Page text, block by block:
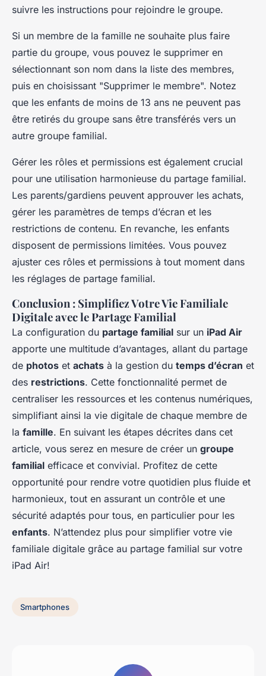
suivre les instructions pour rejoindre le groupe.
Si un membre de la famille ne souhaite plus faire
partie du groupe, vous pouvez le supprimer en
sélectionnant son nom dans la liste des membres,
puis en choisissant "Supprimer le membre". Notez
que les enfants de moins de 13 ans ne peuvent pas
être retirés du groupe sans être transférés vers un
autre groupe familial.
Gérer les rôles et permissions est également crucial
pour une utilisation harmonieuse du partage familial.
Les parents/gardiens peuvent approuver les achats,
gérer les paramètres de temps d’écran et les
restrictions de contenu. En revanche, les enfants
disposent de permissions limitées. Vous pouvez
ajuster ces rôles et permissions à tout moment dans
les réglages de partage familial.
Conclusion : Simplifiez Votre Vie Familiale
Digitale avec le Partage Familial
La configuration du partage familial sur un iPad Air
apporte une multitude d’avantages, allant du partage
de photos et achats à la gestion du temps d’écran et
des restrictions. Cette fonctionnalité permet de
centraliser les ressources et les contenus numériques,
simplifiant ainsi la vie digitale de chaque membre de
la famille. En suivant les étapes décrites dans cet
article, vous serez en mesure de créer un groupe
familial efficace et convivial. Profitez de cette
opportunité pour rendre votre quotidien plus fluide et
harmonieux, tout en assurant un contrôle et une
sécurité adaptés pour tous, en particulier pour les
enfants. N’attendez plus pour simplifier votre vie
familiale digitale grâce au partage familial sur votre
iPad Air!
Smartphones